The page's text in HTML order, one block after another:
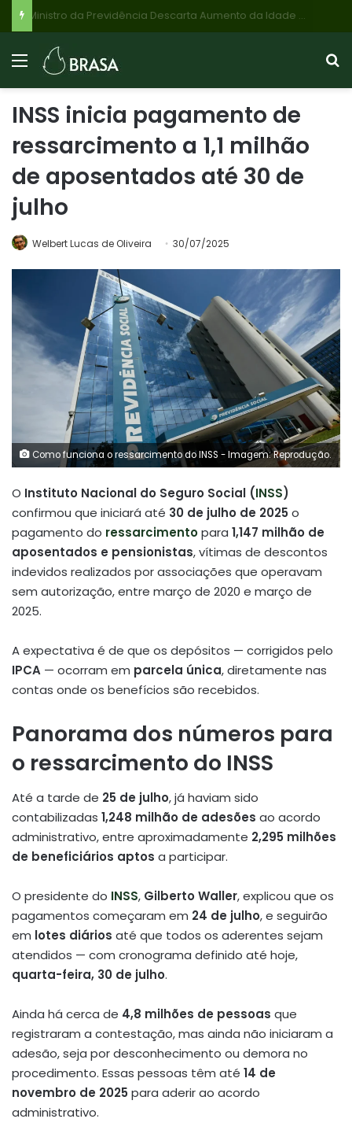
INSS inicia pagamento de
ressarcimento a 1,1 milhão
de aposentados até 30 de
julho
Welbert Lucas de Oliveira 30/07/2025
Como funciona o ressarcimento do INSS - Imagem: Reprodução.
O Instituto Nacional do Seguro Social (INSS)
confirmou que iniciará até 30 de julho de 2025 o
pagamento do ressarcimentopara 1,147 milhão de
aposentados e pensionistas, vítimas de descontos
indevidos realizados por associações que operavam
sem autorização, entre março de 2020 e março de
2025.
A expectativa é de que os depósitos — corrigidos pelo
IPCA — ocorram em parcela única, diretamente nas
contas onde os benefícios são recebidos.
Panorama dos números para
o ressarcimento do INSS
Até a tarde de 25 de julho, já haviam sido
contabilizadas 1,248 milhão de adesões ao acordo
administrativo, entre aproximadamente 2,295 milhões
de beneficiários aptos a participar.
O presidente do INSS, Gilberto Waller, explicou que os
pagamentos começaram em 24 de julho, e seguirão
em lotes diários até que todos os aderentes sejam
atendidos — com cronograma definido até hoje,
quarta-feira, 30 de julho.
Ainda há cerca de 4,8 milhões de pessoas que
registraram a contestação, mas ainda não iniciaram a
adesão, seja por desconhecimento ou demora no
procedimento. Essas pessoas têm até 14 de
novembro de 2025 para aderir ao acordo
administrativo.